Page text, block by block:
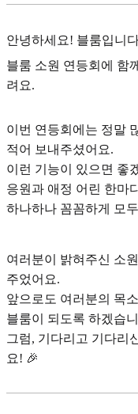
안녕하세요! 블룸입니
블룸 소원 연등회에 함
려요.
이번 연등회에는 정말
적어 보내주셨어요.
이런 기능이 있으면 좋
응원과 애정 어린 한마
하나하나 꼼꼼하게 모
여러분이 밝혀주신 소
주었어요.
앞으로도 여러분의 목
블룸이 되도록 하겠습
그럼, 기다리고 기다리
요! 🎉